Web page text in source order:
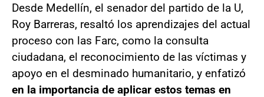
Desde Medellín, el senador del partido de la U,
Roy Barreras, resaltó los aprendizajes del actual
proceso con las Farc, como la consulta
ciudadana, el reconocimiento de las víctimas y
apoyo en el desminado humanitario, y enfatizó
en la importancia de aplicar estos temas en